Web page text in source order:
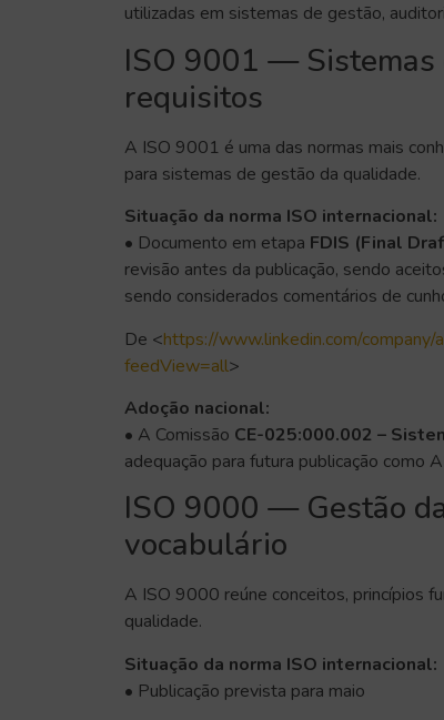
utilizadas em sistemas de gestão,
ISO 9001 — Sistemas
requisitos
A ISO 9001 é uma das normas mais
para sistemas de gestão da qualidade.
Situação da norma ISO internacional:
• Documento em etapa FDIS (Final
revisão antes da publicação, sendo
sendo considerados comentários de
De <https://www.linkedin.com/
feedView=all>
Adoção nacional:
• A Comissão CE-025:000.002 –
adequação para futura publicação como
ISO 9000 — Gestão
vocabulário
A ISO 9000 reúne conceitos, princípios
qualidade.
Situação da norma ISO internacional:
• Publicação prevista para maio